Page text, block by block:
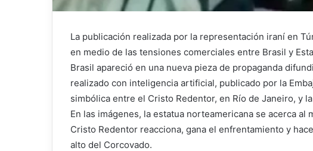
La publicación realizada por la representación iraní en
en medio de las tensiones comerciales entre Brasil y
Brasil apareció en una nueva pieza de propaganda
realizado con inteligencia artificial, publicado por la
simbólica entre el Cristo Redentor, en Río de Janeiro, y
En las imágenes, la estatua norteamericana se acerca
Cristo Redentor reacciona, gana el enfrentamiento y
alto del Corcovado.